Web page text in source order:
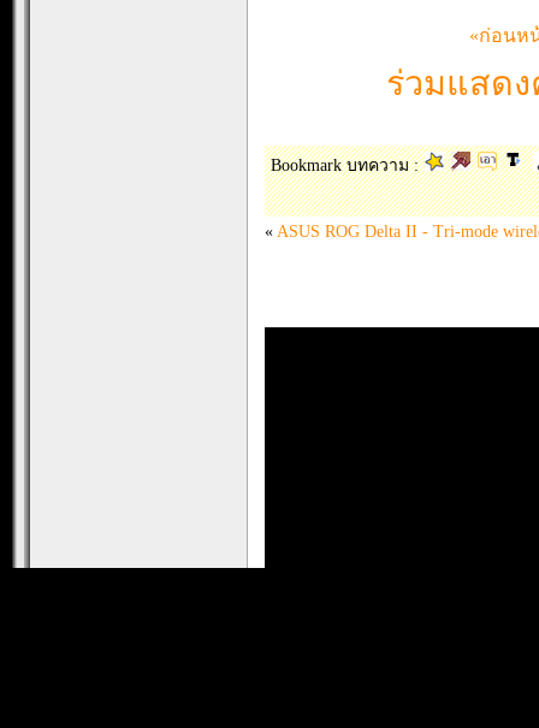
«ก่อนห
ร่วมแสด
Bookmark บทความ :
« ASUS ROG Delta II - Tri-mode